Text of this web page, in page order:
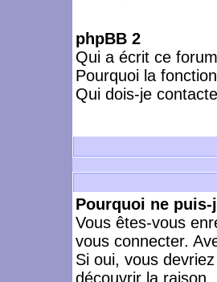
phpBB 2
Qui a écrit ce
Pourquoi la
Qui dois-je
Pourquoi ne
Vous êtes-vous
vous connecter.
Si oui, vous
découvrir la